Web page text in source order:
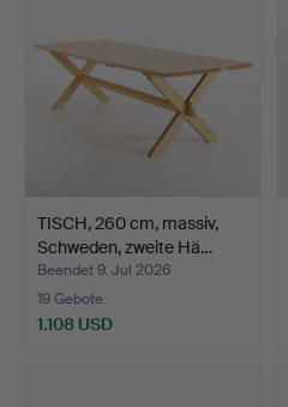
TISCH, 260 cm, massiv,
Schweden, zweite Hä…
Beendet 9. Jul 2026
19 Gebote
1.108 USD